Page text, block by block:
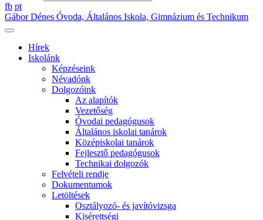
fb pt
Gábor Dénes Óvoda, Általános Iskola, Gimnázium és Technikum
Hírek
Iskolánk
Képzéseink
Névadónk
Dolgozóink
Az alapítók
Vezetőség
Óvodai pedagógusok
Általános iskolai tanárok
Középiskolai tanárok
Fejlesztő pedagógusok
Technikai dolgozók
Felvételi rendje
Dokumentumok
Letöltések
Osztályozó- és javítóvizsga
Kisérettségi